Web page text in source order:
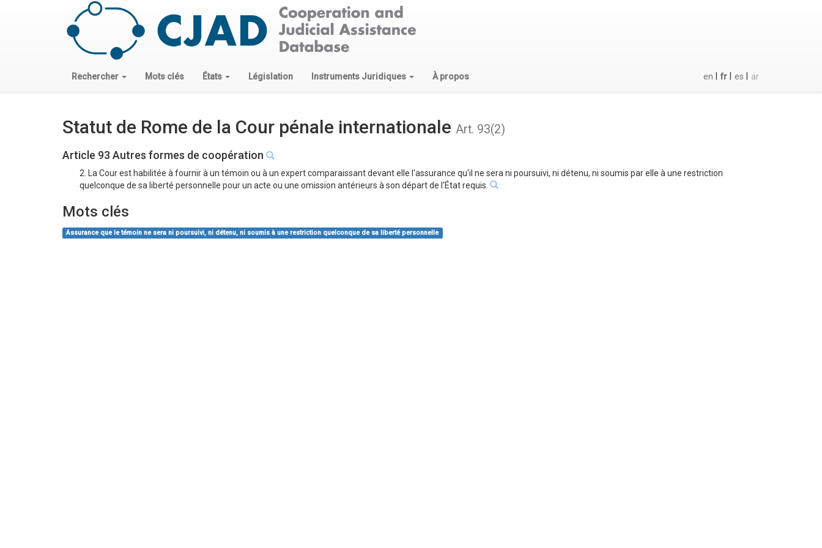
Rechercher Mots clés États Législation Instruments Juridiques À propos en fr es ar
Statut de Rome de la Cour pénale internationale Art. 93(2)
Article 93 Autres formes de coopération
2. La Cour est habilitée à fournir à un témoin ou à un expert comparaissant devant elle l'assurance qu'il ne sera ni poursuivi, ni détenu, ni soumis par elle à une restriction
quelconque de sa liberté personnelle pour un acte ou une omission antérieurs à son départ de l'État requis.
Mots clés
Assurance que le témoin ne sera ni poursuivi, ni détenu, ni soumis à une restriction quelconque de sa liberté personnelle